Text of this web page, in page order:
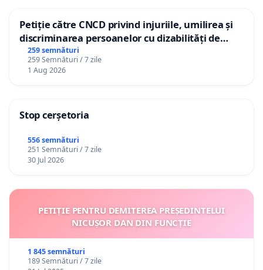
Petiție către CNCD privind injuriile, umilirea și
discriminarea persoanelor cu dizabilități de
către utilizatorul TikTok „Gorici”
259 semnături
259 Semnături / 7 zile
1 Aug 2026
Stop cerșetoria
556 semnături
251 Semnături / 7 zile
30 Jul 2026
PETIȚIE PENTRU DEMITEREA PREȘEDINTELUI
NICUȘOR DAN DIN FUNCȚIE
1 845 semnături
189 Semnături / 7 zile